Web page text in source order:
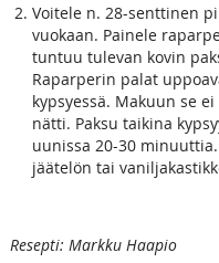
Voitele n. 28-senttinen
vuokaan. Painele
tuntuu tulevan kovin
Raparperin palat
kypsyessä. Makuun se
nätti. Paksu taikina
uunissa 20-30
jäätelön tai
Resepti: Markku Haapio